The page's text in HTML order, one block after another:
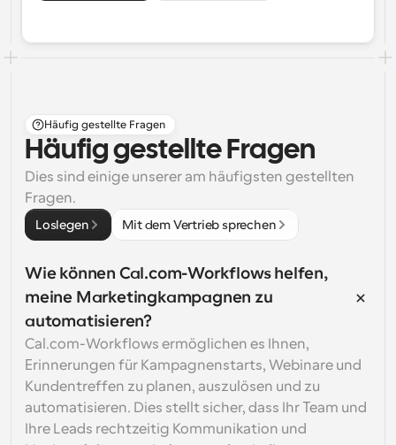
Häufig gestellte Fragen
Häufig gestellte Fragen
Dies sind einige unserer am häufigsten gestellten
Fragen.
Loslegen Mit dem Vertrieb sprechen
Wie können Cal.com-Workflows helfen,
meine Marketingkampagnen zu
automatisieren?
Cal.com-Workflows ermöglichen es Ihnen,
Erinnerungen für Kampagnenstarts, Webinare und
Kundentreffen zu planen, auszulösen und zu
automatisieren. Dies stellt sicher, dass Ihr Team und
Ihre Leads rechtzeitig Kommunikation und